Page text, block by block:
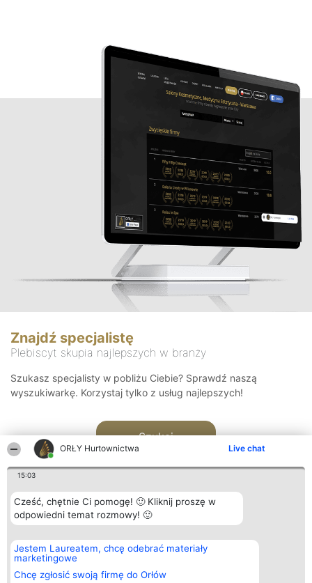
ORŁY Hurtownictwa Live chat
15:03
Cześć, chętnie Ci pomogę! 🙂 Kliknij proszę w
odpowiedni temat rozmowy! 🙂
Jestem Laureatem, chcę odebrać materiały
marketingowe
Chcę zgłosić swoją firmę do Orłów
Znajdź specjalistę
Plebiscyt skupia najlepszych w branży
Szukasz specjalisty w pobliżu Ciebie? Sprawdź naszą
wyszukiwarkę. Korzystaj tylko z usług najlepszych!
Szukaj
Organizator plebiscytu
Bright Side Solutions sp. z o.
o. sp. k.
ul. Ruska 22
Wrocław 50-079
Plebiscyt
Laureaci
wszystkich
Laureatów
Kontakt
Kontakt